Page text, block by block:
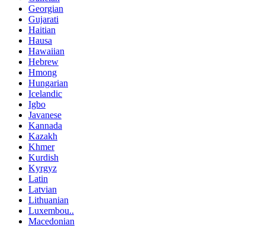
Georgian
Gujarati
Haitian
Hausa
Hawaiian
Hebrew
Hmong
Hungarian
Icelandic
Igbo
Javanese
Kannada
Kazakh
Khmer
Kurdish
Kyrgyz
Latin
Latvian
Lithuanian
Luxembou..
Macedonian